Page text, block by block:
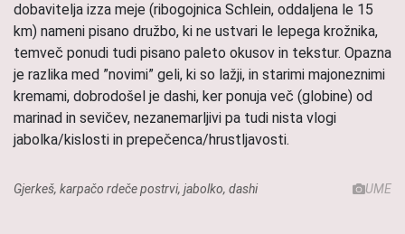
Gjerkeš, karpačo rdeče postrvi, jabolko, dashi UME
dobavitelja izza meje (ribogojnica Schlein, oddaljena le 15
km) nameni pisano družbo, ki ne ustvari le lepega krožnika,
temveč ponudi tudi pisano paleto okusov in tekstur. Opazna
je razlika med ”novimi” geli, ki so lažji, in starimi majoneznimi
kremami, dobrodošel je dashi, ker ponuja več (globine) od
marinad in sevičev, nezanemarljivi pa tudi nista vlogi
jabolka/kislosti in prepečenca/hrustljavosti.